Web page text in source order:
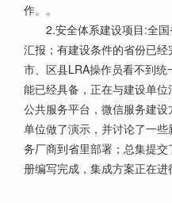
作。。
2.安全体系建设项目:全国
汇报；有建设条件的省份已
市、区县LRA操作员看不到
能已经具备，正在与建设单
公共服务平台，微信服务建
单位做了演示，并讨论了一
务厂商到省里部署；总集提
册编写完成，集成方案正在